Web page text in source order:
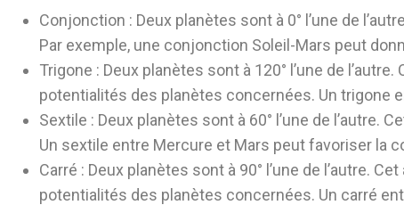
Conjonction : Deux planètes sont à 0° l’une de
Par exemple, une conjonction Soleil-Mars peut
Trigone : Deux planètes sont à 120° l’une de
potentialités des planètes concernées. Un trigone
Sextile : Deux planètes sont à 60° l’une de l’autre.
Un sextile entre Mercure et Mars peut favoriser la
Carré : Deux planètes sont à 90° l’une de l’autre.
potentialités des planètes concernées. Un carré